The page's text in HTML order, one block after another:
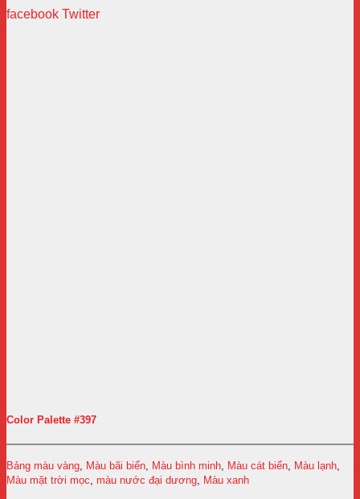
facebook Twitter
Color Palette #397
Bảng màu vàng, Màu bãi biển, Màu bình minh, Màu cát biển, Màu lạnh,
Màu mặt trời mọc, màu nước đại dương, Màu xanh